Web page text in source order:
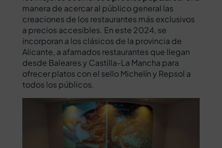
manera de acercar al público general las
creaciones de los restaurantes más exclusivos
a precios accesibles. En este 2024, se
incorporan a los clásicos de la provincia de
Alicante, a afamados restaurantes que llegan
desde Baleares y Castilla-La Mancha para
ofrecer platos con el sello Michelín y Repsol a
todos los públicos.